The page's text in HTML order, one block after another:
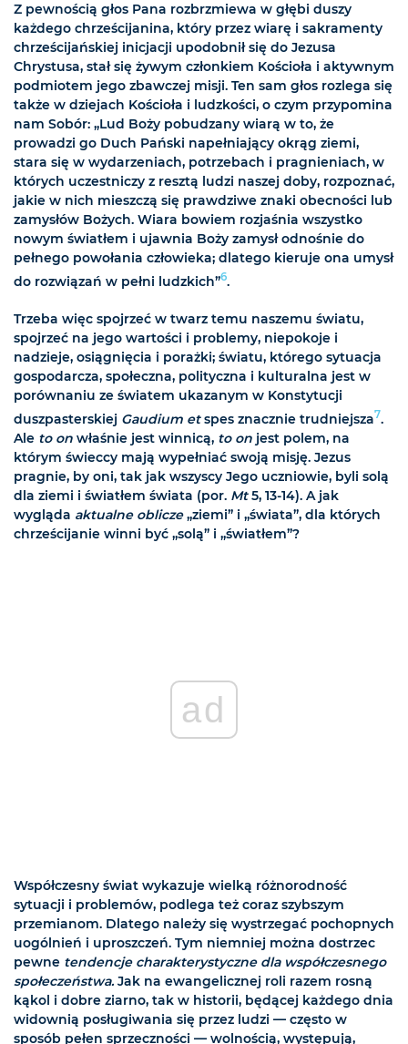
Z pewnością głos Pana rozbrzmiewa w głębi duszy
każdego chrześcijanina, który przez wiarę i sakramenty
chrześcijańskiej inicjacji upodobnił się do Jezusa
Chrystusa, stał się żywym członkiem Kościoła i aktywnym
podmiotem jego zbawczej misji. Ten sam głos rozlega się
także w dziejach Kościoła i ludzkości, o czym przypomina
nam Sobór: „Lud Boży pobudzany wiarą w to, że
prowadzi go Duch Pański napełniający okrąg ziemi,
stara się w wydarzeniach, potrzebach i pragnieniach, w
których uczestniczy z resztą ludzi naszej doby, rozpoznać,
jakie w nich mieszczą się prawdziwe znaki obecności lub
zamysłów Bożych. Wiara bowiem rozjaśnia wszystko
nowym światłem i ujawnia Boży zamysł odnośnie do
pełnego powołania człowieka; dlatego kieruje ona umysł
do rozwiązań w pełni ludzkich”6.
Trzeba więc spojrzeć w twarz temu naszemu światu,
spojrzeć na jego wartości i problemy, niepokoje i
nadzieje, osiągnięcia i porażki; światu, którego sytuacja
gospodarcza, społeczna, polityczna i kulturalna jest w
porównaniu ze światem ukazanym w Konstytucji
duszpasterskiej Gaudium etspes znacznie trudniejsza7.
Ale to on właśnie jest winnicą, to on jest polem, na
którym świeccy mają wypełniać swoją misję. Jezus
pragnie, by oni, tak jak wszyscy Jego uczniowie, byli solą
dla ziemi i światłem świata (por. Mt5, 13-14). A jak
wygląda aktualne oblicze„ziemi” i „świata”, dla których
chrześcijanie winni być „solą” i „światłem”?
ad
Współczesny świat wykazuje wielką różnorodność
sytuacji i problemów, podlega też coraz szybszym
przemianom. Dlatego należy się wystrzegać pochopnych
uogólnień i uproszczeń. Tym niemniej można dostrzec
pewne tendencje charakterystyczne dla współczesnego
społeczeństwa.Jak na ewangelicznej roli razem rosną
kąkol i dobre ziarno, tak w historii, będącej każdego dnia
widownią posługiwania się przez ludzi — często w
sposób pełen sprzeczności — wolnością, występują,